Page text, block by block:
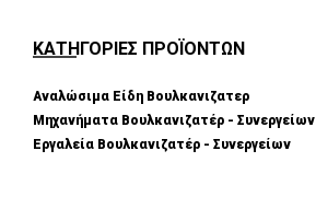
ΚΑΤΗΓΟΡΙΕΣ ΠΡΟΪΟΝΤΩΝ
Αναλώσιμα Είδη Βουλκανιζατερ
Μηχανήματα Βουλκανιζατέρ - Συνεργείων
Εργαλεία Βουλκανιζατέρ - Συνεργείων